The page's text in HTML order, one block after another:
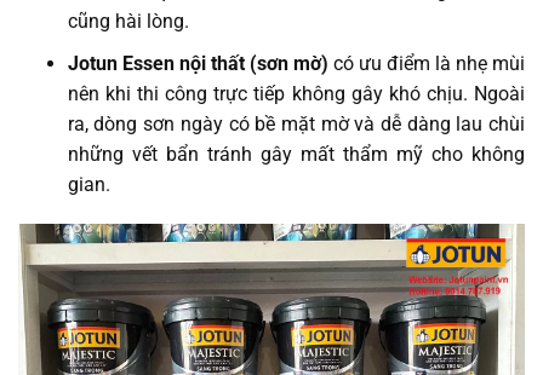
cũng hài lòng.
Jotun Essen nội thất (sơn mờ) có ưu điểm là nhẹ mùi
nên khi thi công trực tiếp không gây khó chịu. Ngoài
ra, dòng sơn ngày có bề mặt mờ và dễ dàng lau chùi
những vết bẩn tránh gây mất thẩm mỹ cho không
gian.